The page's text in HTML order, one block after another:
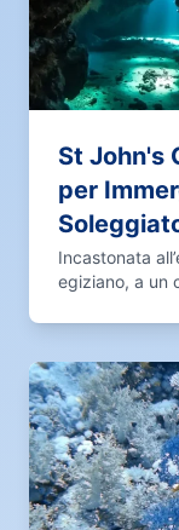
St John's
per
Incastonata
egiziano, a un